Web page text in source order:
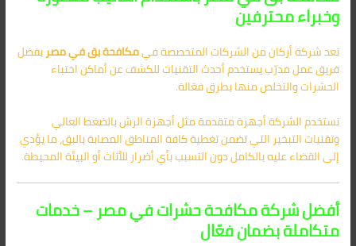
وخبراء محترفين
تعد شركة أركان من الشركات المتخصصة فيمكافحة بق في مصربفضل
فريق عمل مدرّب يستخدم أحدث التقنيات للكشف عن أماكن اختباء
الحشرات والتخلص منها بطرق فعّالة.
تستخدم الشركة أجهزة متقدمة مثل أجهزة الرش بالضغط العالي
وتقنيات التبخير التي تضمن تغطية كافة المناطق المصابة بالبق، ما يؤدي
إلى القضاء عليه بالكامل دون التسبب بأي أضرار للأثاث أو البيئة المحيطة.
أفضل شركة مكافحة حشرات في مصر – خدمات
متكاملة بضمان فعّال